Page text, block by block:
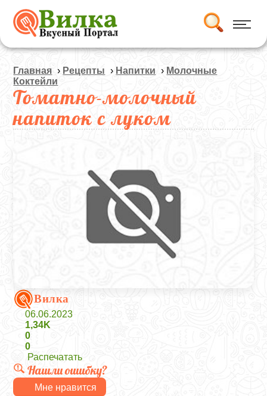
Главная › Рецепты › Напитки › Молочные
Коктейли
Томатно-молочный
напиток с луком
Вилка
06.06.2023
1,34K
0
0
Распечатать
Нашли ошибку?
Мне нравится